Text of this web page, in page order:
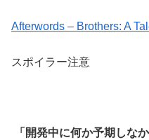
Afterwords – Brothers: A
スポイラー注意
「開発中に何か予期しな